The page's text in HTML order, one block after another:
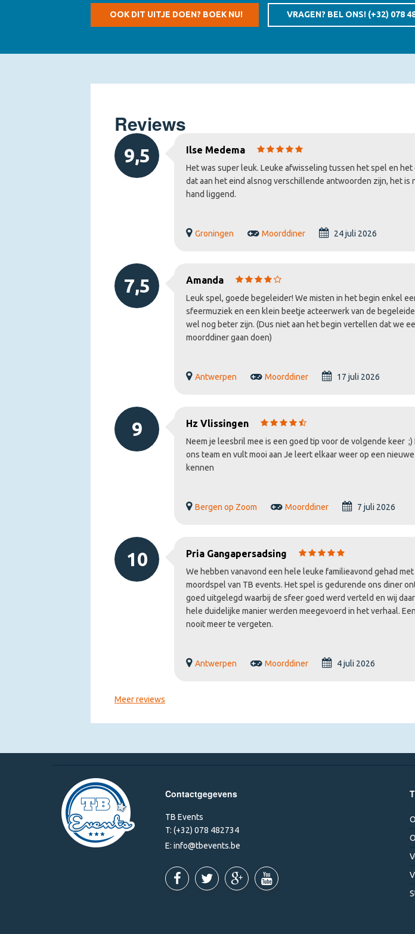
moordlocatie door middel van een fictieve reconstructie. Wie is de moordenaar, wat
hoe is het slachtoffer om het leven gekomen? Verzamel zoveel mogelijk bewijs en
een toepasselijk cadeau. Dankzij jullie is de wereld weer een stukje veiliger
Het Moorddiner is mogelijk op elke besloten locatie door het land, bijvoorbeeld
zalencentra.
Deze kun je zelf regelen, maar wij helpen je graag bij het vinden van een geschikte
Spel kan ook in het Engels, Duits of Frans worden gespeeld.
OOK DIT UITJE DOEN? BOEK NU! VRAGEN? BEL ONS! (+32) 078
Reviews
9,5 Ilse Medema
Het was super leuk. Leuke afwisseling tussen het spel en het
dat aan het eind alsnog verschillende antwoorden zijn, het is
hand liggend.
Groningen Moorddiner 24 juli 2026
7,5 Amanda
Leuk spel, goede begeleider! We misten in het begin enkel
sfeermuziek en een klein beetje acteerwerk van de
wel nog beter zijn. (Dus niet aan het begin vertellen dat we
moorddiner gaan doen)
Antwerpen Moorddiner 17 juli 2026
9 Hz Vlissingen
Neem je leesbril mee is een goed tip voor de volgende keer ;)
ons team en vult mooi aan Je leert elkaar weer op een
kennen
Bergen op Zoom Moorddiner 7 juli 2026
10 Pria Gangapersadsing
We hebben vanavond een hele leuke familieavond gehad
moordspel van TB events. Het spel is gedurende ons diner
goed uitgelegd waarbij de sfeer goed werd verteld en wij
hele duidelijke manier werden meegevoerd in het verhaal.
nooit meer te vergeten.
Antwerpen Moorddiner 4 juli 2026
Meer reviews
Contactgegevens
TB Events
T: (+32) 078 482734
E: info@tbevents.be